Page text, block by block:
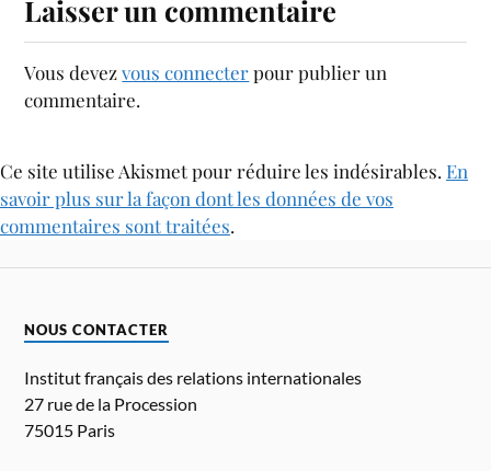
Laisser un commentaire
Vous devezvous connecterpour publier un
commentaire.
Ce site utilise Akismet pour réduire les indésirables. En
savoir plus sur la façon dont les données de vos
commentaires sont traitées.
NOUS CONTACTER
Institut français des relations internationales
27 rue de la Procession
75015 Paris